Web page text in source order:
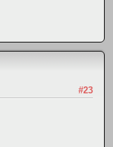
#23